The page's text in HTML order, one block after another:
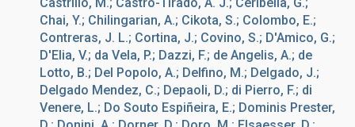
Chai, Y.; Chilingarian, A.; Cikota, S.; Colombo, E.;
Contreras, J. L.; Cortina, J.; Covino, S.; D'Amico, G.;
D'Elia, V.; da Vela, P.; Dazzi, F.; de Angelis, A.; de
Lotto, B.; Del Popolo, A.; Delfino, M.; Delgado, J.;
Delgado Mendez, C.; Depaoli, D.; di Pierro, F.; di
Venere, L.; Do Souto Espiñeira, E.; Dominis Prester,